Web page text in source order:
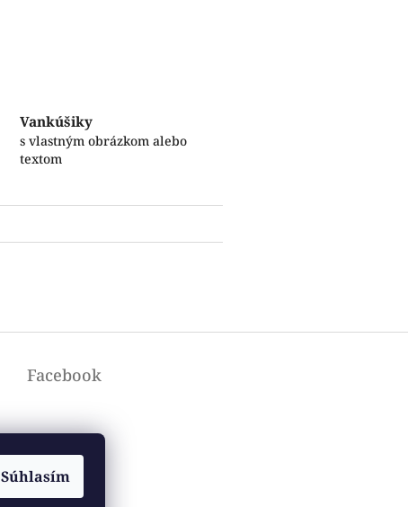
Súhlasím
Vankúšiky
s vlastným obrázkom alebo
textom
Facebook